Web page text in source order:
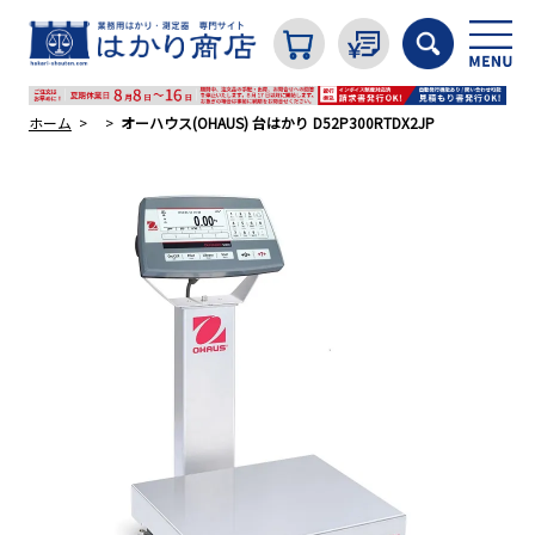
カテゴリから探す
ホーム オーハウス(OHAUS) 台はかり D52P300RTDX2JP